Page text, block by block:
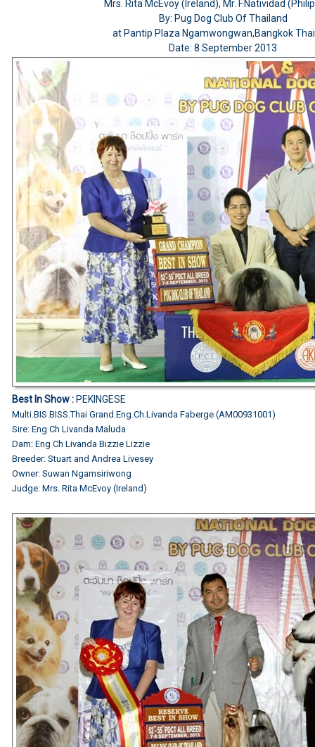
Mrs. Rita McEvoy (Ireland), Mr. F.Natividad
By: Pug Dog Club Of Thailand
at Pantip Plaza Ngamwongwan,Bangkok
Date: 8 September 2013
Best In Show :PEKINGESE
Multi.BIS.BISS.Thai Grand.Eng.Ch.Livanda Faberge (AM00931001)
Sire: Eng Ch Livanda Maluda
Dam: Eng Ch Livanda Bizzie Lizzie
Breeder: Stuart and Andrea Livesey
Owner: Suwan Ngamsiriwong
Judge: Mrs. Rita McEvoy (Ireland)